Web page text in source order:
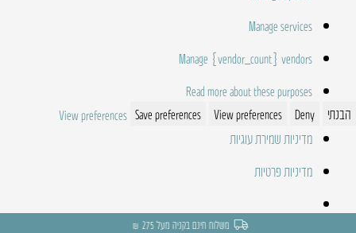
Manage services
Manage {vendor_count} vendors
Read more about these purposes
הבנתי
Deny
View preferences
Save preferences
View preferences
מדיניות שמירת עוגיות
מדיניות פרטיות
משלוח חינם בקניה מעל 275 ₪